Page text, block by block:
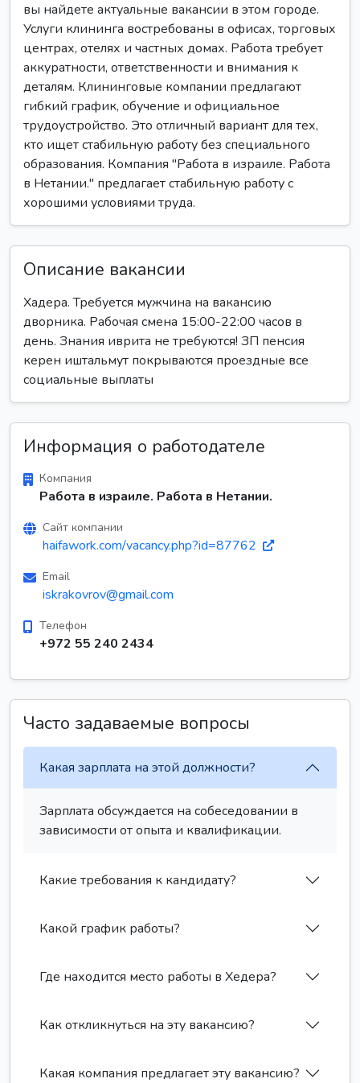
вы найдете актуальные вакансии в этом городе.
Услуги клининга востребованы в офисах, торговых
центрах, отелях и частных домах. Работа требует
аккуратности, ответственности и внимания к
деталям. Клининговые компании предлагают
гибкий график, обучение и официальное
трудоустройство. Это отличный вариант для тех,
кто ищет стабильную работу без специального
образования. Компания "Работа в израиле. Работа
в Нетании." предлагает стабильную работу с
хорошими условиями труда.
Описание вакансии
Хадера. Требуется мужчина на вакансию
дворника. Рабочая смена 15:00-22:00 часов в
день. Знания иврита не требуются! ЗП пенсия
керен иштальмут покрываются проездные все
социальные выплаты
Информация о работодателе
Компания
Работа в израиле. Работа в Нетании.
Сайт компании
haifawork.com/vacancy.php?id=87762
Email
iskrakovrov@gmail.com
Телефон
+972 55 240 2434
Часто задаваемые вопросы
Какая зарплата на этой должности?
Зарплата обсуждается на собеседовании в
зависимости от опыта и квалификации.
Какие требования к кандидату?
Какой график работы?
Где находится место работы в Хедера?
Как откликнуться на эту вакансию?
Какая компания предлагает эту вакансию?